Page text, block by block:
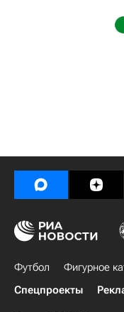
Футбол Фигурное
Спецпроекты